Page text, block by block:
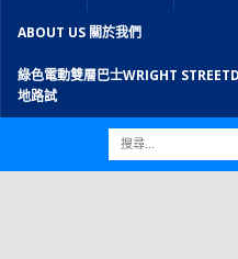
ABOUT US 關於我們
綠色電動雙層巴士WRIGHT
地路試